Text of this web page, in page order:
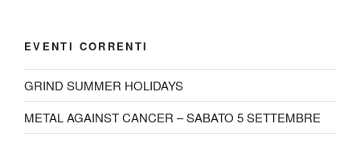
EVENTI CORRENTI
GRIND SUMMER HOLIDAYS
METAL AGAINST CANCER – SABATO 5 SETTEMBRE